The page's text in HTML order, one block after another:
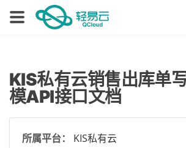
KIS私有云销售出库单
模API接口文档
所属平台：
KIS私有云